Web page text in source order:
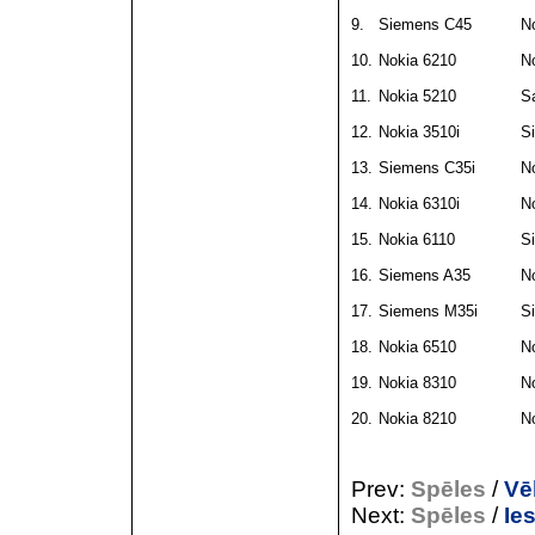
9. Siemens C45
10.
Nokia 6210
11.
Nokia 5210
12.
Nokia 3510i
13. Siemens C35i
14.
Nokia 6310i
15.
Nokia 6110
16. Siemens A35
17. Siemens M35i
18.
Nokia 6510
19.
Nokia 8310
20.
Nokia 8210
Prev: Spēles /
Next: Spēles /